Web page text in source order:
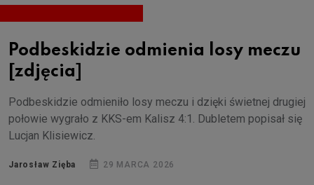
Podbeskidzie odmienia losy meczu
[zdjęcia]
Podbeskidzie odmieniło losy meczu i dzięki świetnej drugiej
połowie wygrało z KKS-em Kalisz 4:1. Dubletem popisał się
Lucjan Klisiewicz.
Jarosław Zięba 29 MARCA 2026